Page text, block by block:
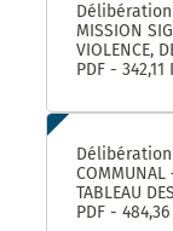
Délibération
MISSION
VIOLENCE,
PDF - 342,11
Délibération
COMMUNAL
TABLEAU
PDF -